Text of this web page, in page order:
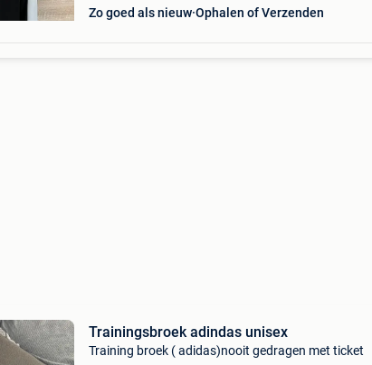
Zo goed als nieuw Ophalen of Verzenden
Trainingsbroek adindas unisex
Training broek ( adidas)nooit gedragen met ticket